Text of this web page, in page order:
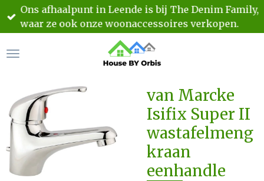
Ga
direct
de
Ons afhaalpunt in Leende is bij The Denim Family,
waar ze ook onze woonaccessoires verkopen.
van Marcke
Isifix Super II
wastafelmeng
kraan
eenhandle